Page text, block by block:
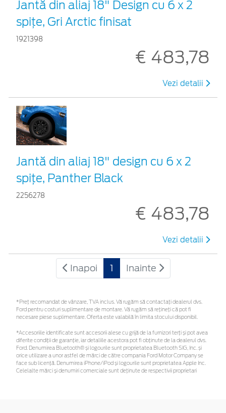
Jantă din aliaj 18" Design cu 6 x 2
spiţe, Gri Arctic finisat
1921398
€ 483,78
Vezi detalii
Jantă din aliaj 18" design cu 6 x 2
spițe, Panther Black
2256278
€ 483,78
Vezi detalii
Inapoi 1 Inainte
*Preţ recomandat de vânzare, TVA inclus. Vă rugăm să contactaţi dealerul dvs.
Ford pentru costuri suplimentare de montare. Vă rugăm să rețineți că pot fi
necesare piese suplimentare. Oferta este valabilă în limita stocului disponibil.
*Accesoriile identificate sunt accesorii alese cu grijă de la furnizori terți și pot avea
diferite condiții de garanție, iar detaliile acestora pot fi obținute de la dealerul dvs.
Ford. Denumirea Bluetooth® și logourile sunt proprietatea Bluetooth SIG, Inc. și
orice utilizare a unor astfel de mărci de către compania Ford Motor Company se
face sub licență. Denumirea iPhone/iPod și logourile sunt proprietatea Apple Inc.
Celelalte mărci și denumiri comerciale sunt deținute de respectivii proprietari